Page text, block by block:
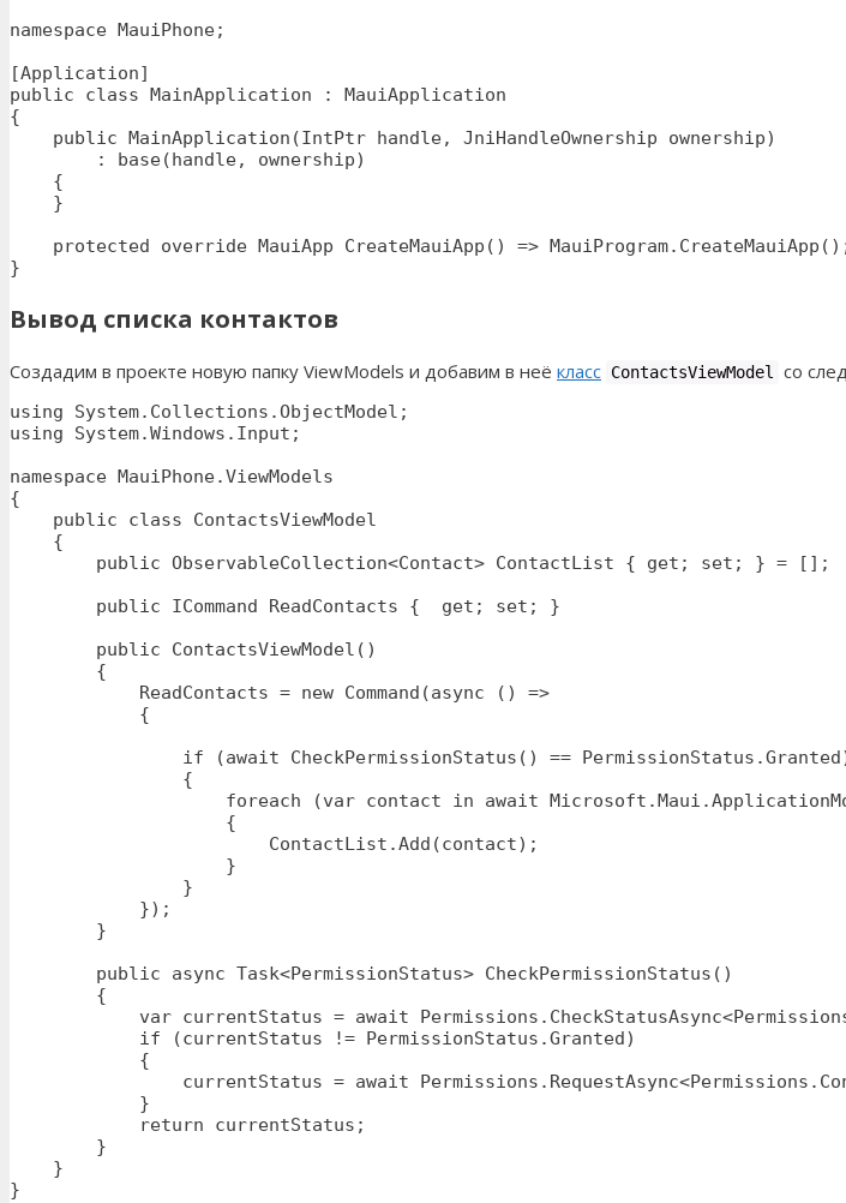
namespace MauiPhone;
[Application]
public class MainApplication : MauiApplication
{
    public MainApplication(IntPtr handle, JniHandleOwnership ownership)
        : base(handle, ownership)
    {
    }
protected override MauiApp CreateMauiApp() =>
}
Вывод списка контактов
Создадим в проекте новую папку ViewModels и добавим в неё класс ContactsViewModel со
using System.Collections.ObjectModel;
using System.Windows.Input;
namespace MauiPhone.ViewModels
{
    public class ContactsViewModel
    {
        public ObservableCollection<Contact> ContactList { get; set; } = [];
        public ICommand ReadContacts {  get; set; }
        public ContactsViewModel()
        {
            ReadContacts = new Command(async () =>
            {
if (await CheckPermissionStatus() ==
                {
foreach (var contact in await
                    {
                        ContactList.Add(contact);
                    }
                }
            });
        }
        public async Task<PermissionStatus> CheckPermissionStatus()
        {
var currentStatus = await
            if (currentStatus != PermissionStatus.Granted)
            {
currentStatus = await
            }
            return currentStatus;
        }
    }
}